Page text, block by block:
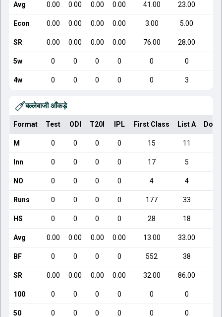
Avg 0.00 0.00 0.00 0.00 41.00 23.00
Econ 0.00 0.00 0.00 0.00 3.00 5.00
SR 0.00 0.00 0.00 0.00 76.00 28.00
5w 0 0 0 0 0 0
4w 0 0 0 0 0 3
बल्लेबाजी आँकड़े
Format Test ODI T20I IPL First Class List A
M 0 0 0 0 15 11
Inn 0 0 0 0 17 5
NO 0 0 0 0 4 4
Runs 0 0 0 0 177 33
HS 0 0 0 0 28 18
Avg 0.00 0.00 0.00 0.00 13.00 33.00
BF 0 0 0 0 552 38
SR 0.00 0.00 0.00 0.00 32.00 86.00
100 0 0 0 0 0 0
50 0 0 0 0 0 0